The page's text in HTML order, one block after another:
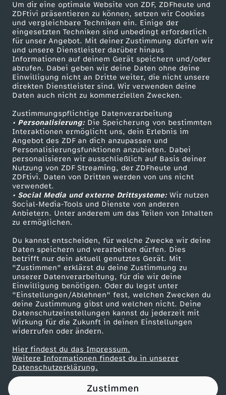
Um dir eine optimale Website von ZDF, ZDFheute und
ZDFtivi präsentieren zu können, setzen wir Cookies
und vergleichbare Techniken ein. Einige der
eingesetzten Techniken sind unbedingt erforderlich
für unser Angebot. Mit deiner Zustimmung dürfen wir
und unsere Dienstleister darüber hinaus
Informationen auf deinem Gerät speichern und/oder
abrufen. Dabei geben wir deine Daten ohne deine
Einwilligung nicht an Dritte weiter, die nicht unsere
direkten Dienstleister sind. Wir verwenden deine
Daten auch nicht zu kommerziellen Zwecken.
Zustimmungspflichtige Datenverarbeitung
• Personalisierung:Die Speicherung von bestimmten
Interaktionen ermöglicht uns, dein Erlebnis im
Angebot des ZDF an dich anzupassen und
Personalisierungsfunktionen anzubieten. Dabei
personalisieren wir ausschließlich auf Basis deiner
Nutzung von ZDF Streaming, der ZDFheute und
ZDFtivi. Daten von Dritten werden von uns nicht
verwendet.
• Social Media und externe Drittsysteme:Wir nutzen
Social-Media-Tools und Dienste von anderen
Anbietern. Unter anderem um das Teilen von Inhalten
zu ermöglichen.
Du kannst entscheiden, für welche Zwecke wir deine
Daten speichern und verarbeiten dürfen. Dies
betrifft nur dein aktuell genutztes Gerät. Mit
"Zustimmen" erklärst du deine Zustimmung zu
unserer Datenverarbeitung, für die wir deine
Einwilligung benötigen. Oder du legst unter
"Einstellungen/Ablehnen" fest, welchen Zwecken du
deine Zustimmung gibst und welchen nicht. Deine
Datenschutzeinstellungen kannst du jederzeit mit
Wirkung für die Zukunft in deinen Einstellungen
widerrufen oder ändern.
Hier findest du das Impressum.
Weitere Informationen findest du in unserer
Datenschutzerklärung.
Zustimmen
i
r
t
s
c
h
a
f
t
s
f
o
r
u
m
:
Mehr ZDF
ZDF-Apps
Smart TV
ZDFtext
Livestreams
Sendungen A-Z
TV-Programm
Service
ZDFmitreden
Kontakt zum ZDF
Tickets
Zuschauerservice
Hilfe
ZDF Unternehmen
Karriere
ZDF goes Schule
Werbefernsehen
Mainzelmännchen
Partner